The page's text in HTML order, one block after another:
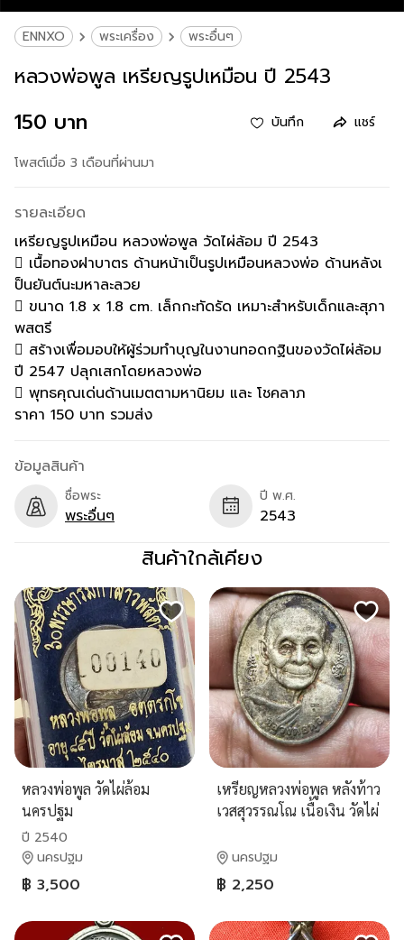
ENNXO พระเครื่อง พระอื่นๆ
หลวงพ่อพูล เหรียญรูปเหมือน ปี 2543
150 บาท
บันทึก แชร์
โพสต์เมื่อ 3 เดือนที่ผ่านมา
รายละเอียด
เหรียญรูปเหมือน หลวงพ่อพูล วัดไผ่ล้อม ปี 2543
 เนื้อทองฝาบาตร ด้านหน้าเป็นรูปเหมือนหลวงพ่อ ด้านหลังเ
ป็นยันต์นะมหาละลวย
 ขนาด 1.8 x 1.8 cm. เล็กกะทัดรัด เหมาะสำหรับเด็กและสุภา
พสตรี
 สร้างเพื่อมอบให้ผู้ร่วมทำบุญในงานทอดกฐินของวัดไผ่ล้อม
ปี 2547 ปลุกเสกโดยหลวงพ่อ
 พุทธคุณเด่นด้านเมตตามหานิยม และ โชคลาภ
ราคา 150 บาท รวมส่ง
ข้อมูลสินค้า
ชื่อพระ
พระอื่นๆ
ปี พ.ศ.
2543
สินค้าใกล้เคียง
หลวงพ่อพูล วัดไผ่ล้อม
นครปฐม
ปี 2540
นครปฐม
฿ 3,500
เหรียญหลวงพ่อพูล หลังท้าว
เวสสุวรรณโณ เนื้อเงิน วัดไผ่
นครปฐม
฿ 2,250